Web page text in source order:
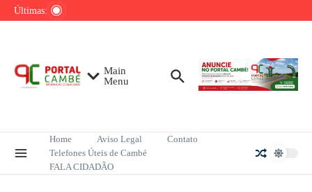
Ir para o conteúdo
Últimas:
Mega-Sena sorteia R$ 165 milhões neste
sobre redução do desmatamento na Amazônia
Main
Menu
Home Aviso Legal
Contato
Telefones Úteis de Cambé
FALA CIDADÃO